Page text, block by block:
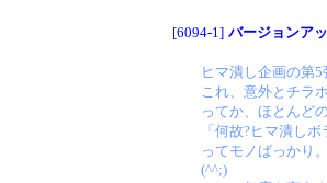
[6094-1] バージョンア
ヒマ潰し企画の第5
これ、意外とチラ
ってか、ほとんど
「何故?ヒマ潰し
ってモノばっかり。
(^^;)